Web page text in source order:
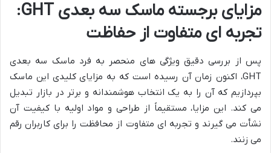
مزایای برجسته ماسک سه بعدی GHT:
تجربه ای متفاوت از حفاظت
پس از بررسی دقیق ویژگی های منحصر به فرد ماسک سه بعدی
GHT، اکنون زمان آن رسیده است که به مزایای کلیدی این ماسک
بپردازیم که آن را به یک انتخاب هوشمندانه و برتر در بازار تبدیل
می کند. این مزایا، مستقیماً از طراحی و مواد اولیه با کیفیت آن
نشأت می گیرند و تجربه ای متفاوت از محافظت را برای کاربران رقم
می زنند.